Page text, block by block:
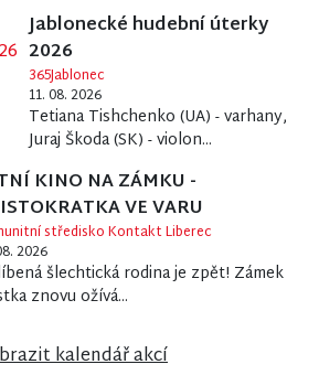
Jablonecké hudební úterky
2026
365Jablonec
11. 08. 2026
Tetiana Tishchenko (UA) - varhany,
Juraj Škoda (SK) - violon...
KINO NA ZÁMKU -
VE VARU
středisko Kontakt Liberec
2026
šlechtická rodina je zpět! Zámek
znovu ožívá...
kalendář akcí